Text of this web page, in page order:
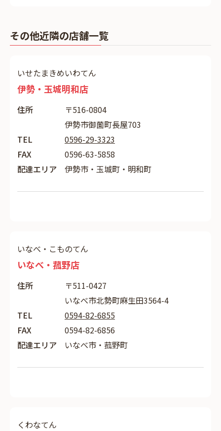
その他近隣の店舗一覧
いせたまきめいわてん
伊勢・玉城明和店
住所
〒516-0804
伊勢市御薗町長屋703
TEL
0596-29-3323
FAX
0596-63-5858
配達エリア
伊勢市・玉城町・明和町
いなべ・こものてん
いなべ・菰野店
住所
〒511-0427
いなべ市北勢町麻生田3564-4
TEL
0594-82-6855
FAX
0594-82-6856
配達エリア
いなべ市・菰野町
くわなてん